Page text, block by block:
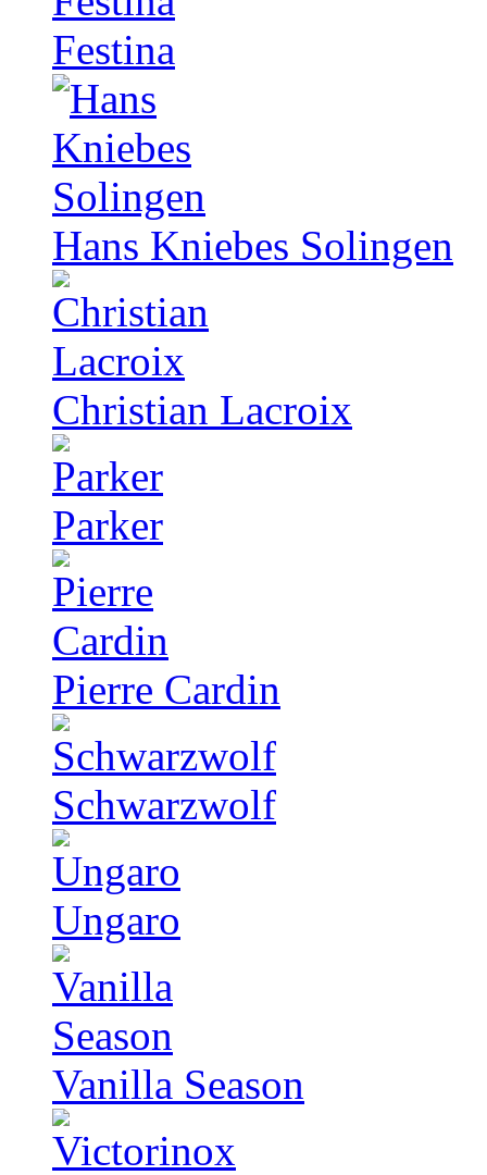
Festina
Hans Kniebes Solingen
Christian Lacroix
Parker
Pierre Cardin
Schwarzwolf
Ungaro
Vanilla Season